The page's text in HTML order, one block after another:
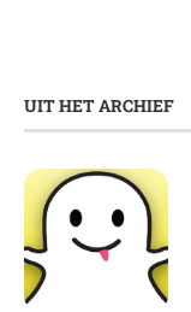
UIT HET ARCHIEF